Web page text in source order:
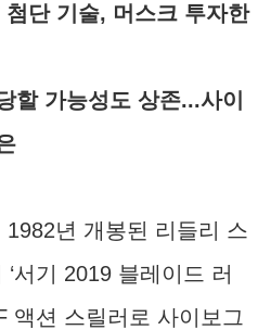
첨단 기술, 머스크 투자한
할 가능성도 상존...사이
년 개봉된 리들리 스
서기 2019 블레이드 러
액션 스릴러로 사이보그